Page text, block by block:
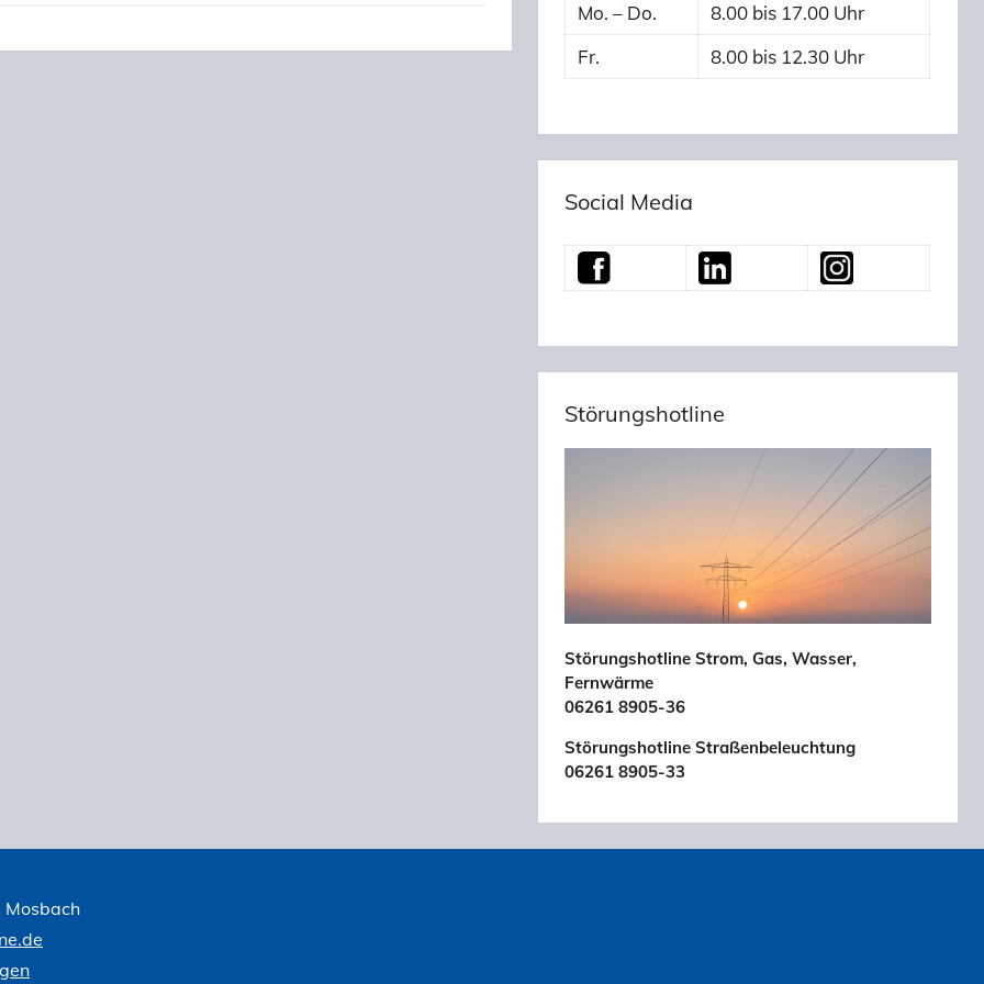
Mo. – Do.
8.00 bis 17.00 Uhr
Fr.
8.00 bis 12.30 Uhr
Social Media
Störungshotline
Störungshotline Strom, Gas, Wasser,
Fernwärme
06261 8905-36
Störungshotline Straßenbeleuchtung
06261 8905-33
Mosbach